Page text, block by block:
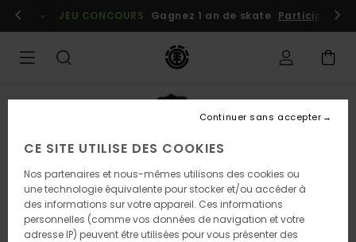
l'information
Se connecter / s'inscrire
JEU CONCOURS Gagnez 1 an de skate Participez
CE SITE UTILISE DES COOKIES
Nos partenaires et nous-mêmes utilisons des cookies ou
une technologie équivalente pour stocker et/ou accéder à
des informations sur votre appareil. Ces informations
personnelles (comme vos données de navigation et votre
adresse IP) peuvent être utilisées pour vous présenter des
Continuer sans accepter